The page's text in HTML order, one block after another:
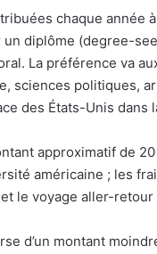
chaque année
diplôme (degree-
La préférence va
sciences politiques,
des États-Unis dans
approximatif de
américaine ; les
le voyage aller-
d’un montant